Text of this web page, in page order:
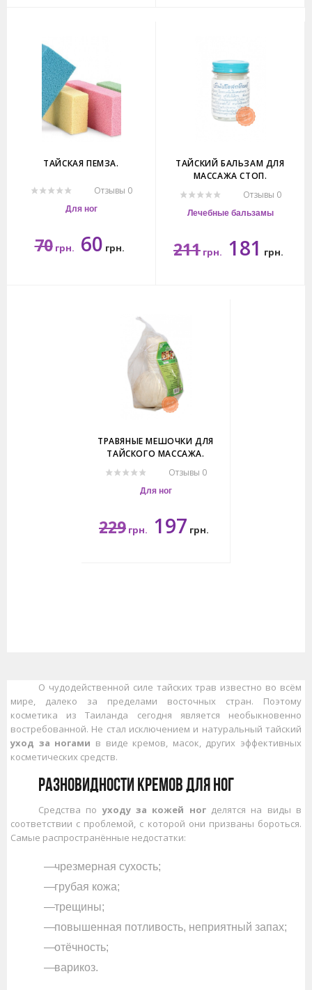
ТАЙСКАЯ ПЕМЗА.
Отзывы 0
Для ног
70 грн. 60 грн.
ТАЙСКИЙ БАЛЬЗАМ ДЛЯ
МАССАЖА СТОП.
Отзывы 0
Лечебные бальзамы
211 грн. 181 грн.
ТРАВЯНЫЕ МЕШОЧКИ ДЛЯ
ТАЙСКОГО МАССАЖА.
Отзывы 0
Для ног
229 грн. 197 грн.
О чудодейственной силе тайских трав известно во всём
мире, далеко за пределами восточных стран. Поэтому
косметика из Таиланда сегодня является необыкновенно
востребованной. Не стал исключением и натуральный тайский
уход за ногами в виде кремов, масок, других эффективных
косметических средств.
Разновидности кремов для ног
Средства поуходу за кожей ногделятся на виды в
соответствии с проблемой, с которой они призваны бороться.
Самые распространённые недостатки:
чрезмерная сухость;
грубая кожа;
трещины;
повышенная потливость, неприятный запах;
отёчность;
варикоз.